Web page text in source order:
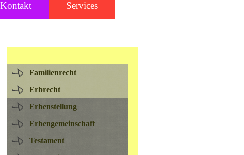
Kontakt Services
Familienrecht
Erbrecht
Erbenstellung
Erbengemeinschaft
Testament